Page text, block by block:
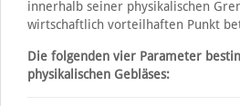
innerhalb seiner physikalischen
wirtschaftlich vorteilhaften Punkt
Die folgenden vier Parameter
physikalischen Gebläses: